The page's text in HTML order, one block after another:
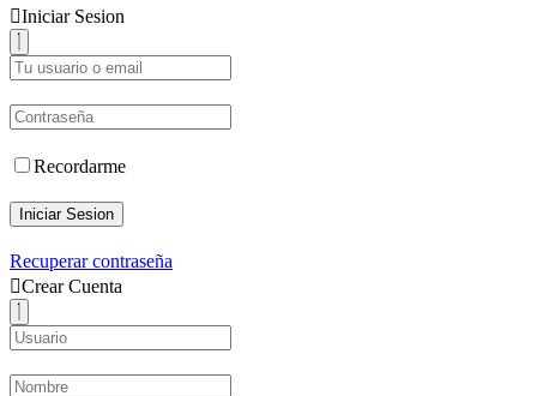
Iniciar Sesion
Recordarme
Iniciar Sesion
Recuperar contraseña
Crear Cuenta